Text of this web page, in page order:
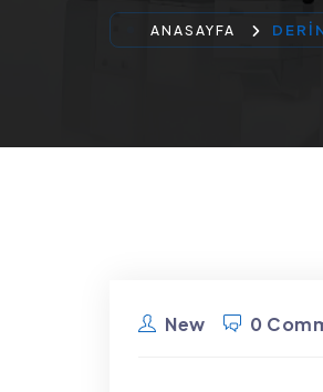
ANASAYFA
New 0